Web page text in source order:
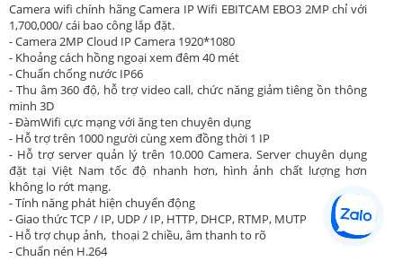
Camera wifi chính hãng Camera IP Wifi EBITCAM EBO3 2MP chỉ với
1,700,000/ cái bao công lắp đặt.
- Camera 2MP Cloud IP Camera 1920*1080
- Khoảng cách hồng ngoại xem đêm 40 mét
- Chuẩn chống nước IP66
- Thu âm 360 độ, hỗ trợ video call, chức năng giảm tiêng ồn thông
minh 3D
- ĐàmWifi cực mạng với ăng ten chuyên dụng
- Hỗ trợ trên 1000 người cùng xem đồng thời 1 IP
- Hỗ trợ server quản lý trên 10.000 Camera. Server chuyên dụng
đặt tại Việt Nam tốc độ nhanh hơn, hình ảnh chất lượng hơn
không lo rớt mạng.
- Tính năng phát hiện chuyển động
- Giao thức TCP / IP, UDP / IP, HTTP, DHCP, RTMP, MUTP
- Hỗ trợ chụp ảnh, thoại 2 chiều, âm thanh to rõ
- Chuẩn nén H.264